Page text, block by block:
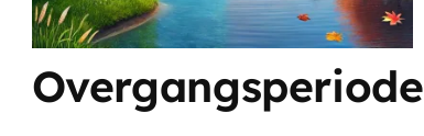
Overgangsperiode